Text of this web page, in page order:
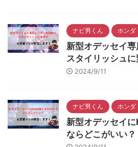
ナビ男くん ホンダ
新型オデッセイ
スタイリッシュに
2024/9/11
ナビ男くん ホンダ
新型オデッセイ
ならどこがいい？